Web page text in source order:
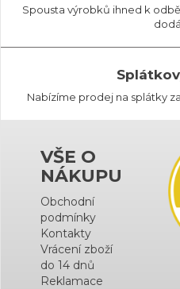
Spousta výrobků ihned k
Nabízíme prodej na splátky
VŠE O
NÁKUPU
Obchodní
podmínky
Kontakty
Vrácení zboží
do 14 dnů
Reklamace